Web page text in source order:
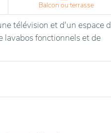
Balcon ou terrasse
télévision et d'un espace
lavabos fonctionnels et de